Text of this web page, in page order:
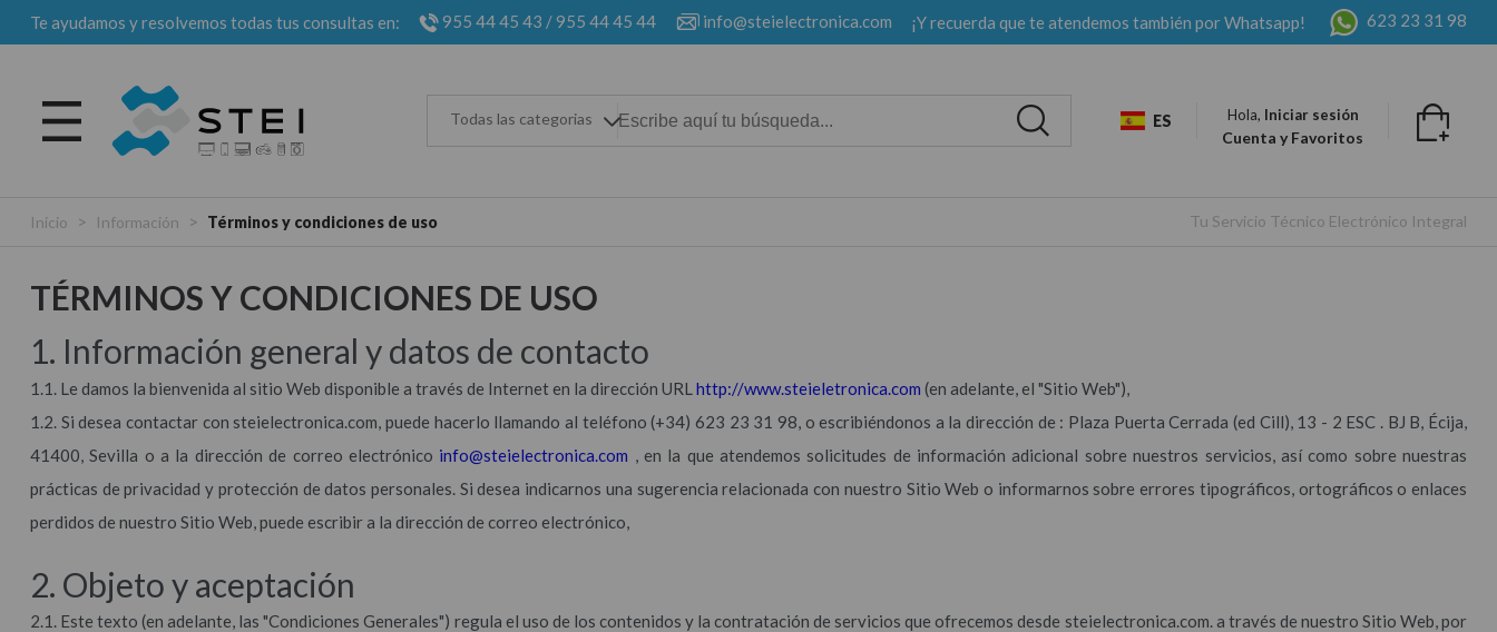
Te ayudamos y resolvemos todas tus consultas en: 955 44 45 43 /955 44 45 44 info@steielectronica.com ¡Y recuerda que te atendemos también por Whatsapp! 623 23 31 98
Todas las categorias ES Hola, Iniciar sesión
Cuenta y Favoritos
Inicio > Información > Términos y condiciones de uso Tu Servicio Técnico Electrónico Integral
TÉRMINOS Y CONDICIONES DE USO
1. Información general y datos de contacto
1.1. Le damos la bienvenida al sitio Web disponible a través de Internet en la dirección URL http://www.steieletronica.com (en adelante, el "Sitio Web"),
1.2. Si desea contactar con steielectronica.com, puede hacerlo llamando al teléfono (+34) 623 23 31 98, o escribiéndonos a la dirección de : Plaza Puerta Cerrada (ed Cill), 13 - 2 ESC . BJ B, Écija,
41400, Sevilla o a la dirección de correo electrónico info@steielectronica.com , en la que atendemos solicitudes de información adicional sobre nuestros servicios, así como sobre nuestras
prácticas de privacidad y protección de datos personales. Si desea indicarnos una sugerencia relacionada con nuestro Sitio Web o informarnos sobre errores tipográficos, ortográficos o enlaces
perdidos de nuestro Sitio Web, puede escribir a la dirección de correo electrónico,
2. Objeto y aceptación
2.1. Este texto (en adelante, las "Condiciones Generales") regula el uso de los contenidos y la contratación de servicios que ofrecemos desde steielectronica.com. a través de nuestro Sitio Web, por